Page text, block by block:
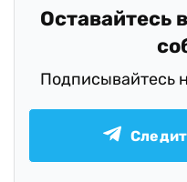
Оставайтесь
Подписывайтесь